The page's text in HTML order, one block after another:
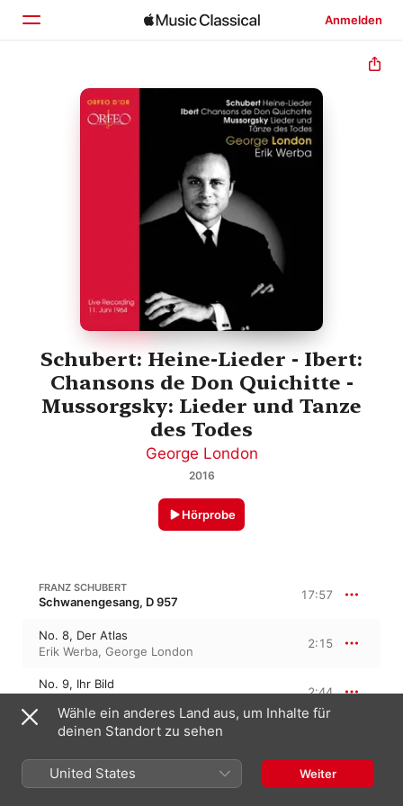
Anmelden
Startseite
Entdecken
Schubert: Heine-Lieder - Ibert:
Chansons de Don Quichitte -
Mussorgsky: Lieder und Tanze
des Todes
George London
2016
Hörprobe
FRANZ SCHUBERT
Schwanengesang, D 957 17:57
No. 8, Der Atlas
Erik Werba, George London
2:15
No. 9, Ihr Bild
2:44
No. 10, Das Fischermädchen
No. 11, Die Stadt
2:36
Wähle ein anderes Land aus, um Inhalte für
deinen Standort zu sehen
United States Weiter